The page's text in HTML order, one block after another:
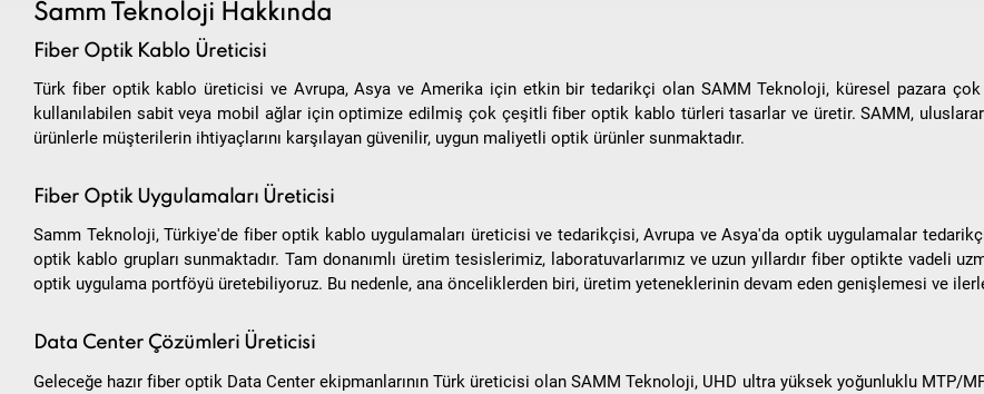
Samm Teknoloji Hakkında
Fiber Optik Kablo Üreticisi
Türk fiber optik kablo üreticisi ve Avrupa, Asya ve Amerika için etkin bir tedarikçi olan SAMM Teknoloji, küresel pazara
kullanılabilen sabit veya mobil ağlar için optimize edilmiş çok çeşitli fiber optik kablo türleri tasarlar ve üretir. SAMM,
ürünlerle müşterilerin ihtiyaçlarını karşılayan güvenilir, uygun maliyetli optik ürünler sunmaktadır.
Fiber Optik Uygulamaları Üreticisi
Samm Teknoloji, Türkiye'de fiber optik kablo uygulamaları üreticisi ve tedarikçisi, Avrupa ve Asya'da optik uygulamalar
optik kablo grupları sunmaktadır. Tam donanımlı üretim tesislerimiz, laboratuvarlarımız ve uzun yıllardır fiber optikte vadeli
optik uygulama portföyü üretebiliyoruz. Bu nedenle, ana önceliklerden biri, üretim yeteneklerinin devam eden genişlemesi ve
Data Center Çözümleri Üreticisi
Geleceğe hazır fiber optik Data Center ekipmanlarının Türk üreticisi olan SAMM Teknoloji, UHD ultra yüksek yoğunluklu MTP/